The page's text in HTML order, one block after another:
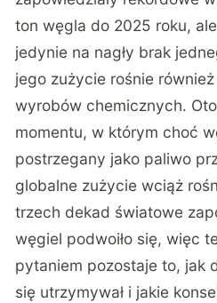
ton węgla do 2025 roku,
jedynie na nagły brak
jego zużycie rośnie
wyrobów chemicznych.
momentu, w którym choć
postrzegany jako paliwo
globalne zużycie wciąż
trzech dekad światowe
węgiel podwoiło się, więc
pytaniem pozostaje to, jak
się utrzymywał i jakie